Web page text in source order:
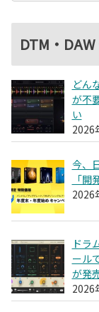
DTM・
どん
が不
い
2026
今、
「開
2026
ドラ
ール
が発
2026